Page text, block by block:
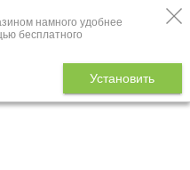
намного удобнее
бесплатного
Установить